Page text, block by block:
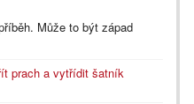
Může to být západ
prach a vytřídit šatník